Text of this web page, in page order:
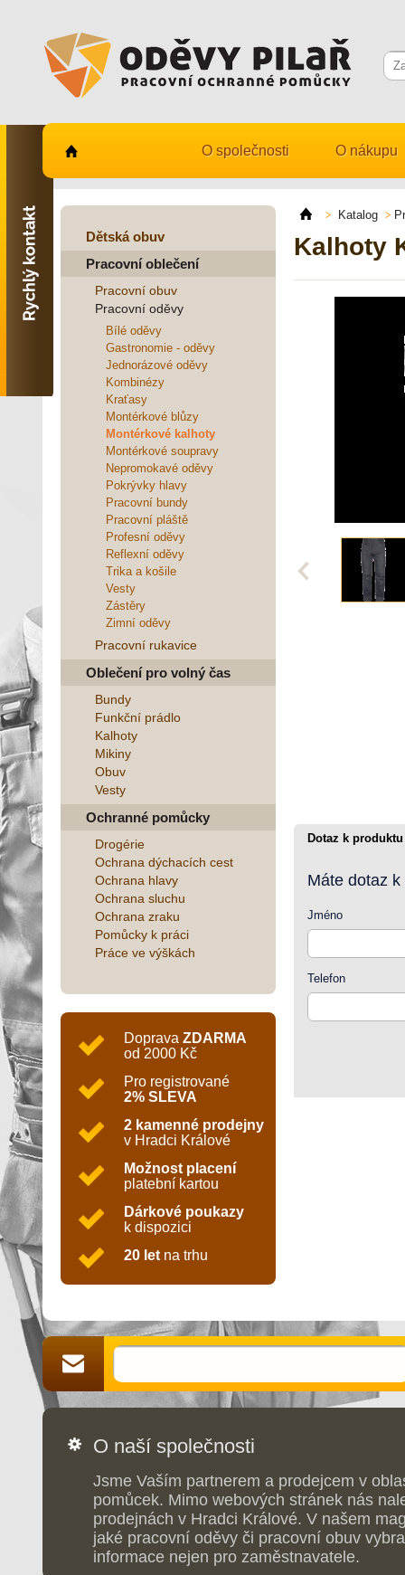
O společnosti O nákupu
Dětská obuv
Pracovní oblečení
Pracovní obuv
Pracovní oděvy
Bílé oděvy
Gastronomie - oděvy
Jednorázové oděvy
Kombinézy
Kraťasy
Montérkové blůzy
Montérkové kalhoty
Montérkové soupravy
Nepromokavé oděvy
Pokrývky hlavy
Pracovní bundy
Pracovní pláště
Profesní oděvy
Reflexní oděvy
Trika a košile
Vesty
Zástěry
Zimní oděvy
Pracovní rukavice
Oblečení pro volný čas
Bundy
Funkční prádlo
Kalhoty
Mikiny
Obuv
Vesty
Ochranné pomůcky
Drogérie
Ochrana dýchacích cest
Ochrana hlavy
Ochrana sluchu
Ochrana zraku
Pomůcky k práci
Práce ve výškách
Doprava ZDARMA
od 2000 Kč
Pro registrované
2% SLEVA
2 kamenné prodejny
v Hradci Králové
Možnost placení
platební kartou
Dárkové poukazy
k dispozici
20 let na trhu
Katalog
Kalhoty
Dotaz k produktu
Máte dotaz
Jméno
Telefon
Kontaktujte nás
731 482 530
info@odevy-pilar.cz
Provozovna:
Hradec Králové
Provozovna:
Stavební 1140, 500 03
Hradec Králové
O naší společnosti
Jsme Vaším partnerem a prodejcem v
pomůcek. Mimo webových stránek nás
prodejnách v Hradci Králové. V našem
jaké pracovní oděvy či pracovní obuv
informace nejen pro zaměstnavatele.